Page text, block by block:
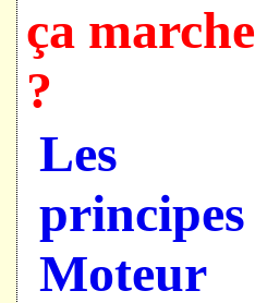
ça marche
?
Les
principes
Moteur